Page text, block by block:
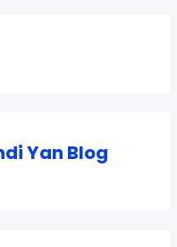
Yan Blog